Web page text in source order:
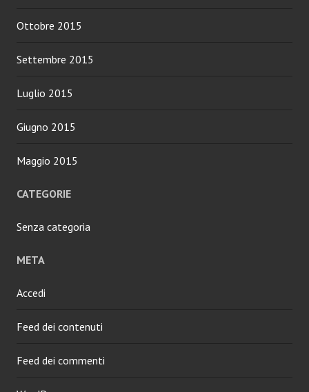
Ottobre 2015
Settembre 2015
Luglio 2015
Giugno 2015
Maggio 2015
CATEGORIE
Senza categoria
META
Accedi
Feed dei contenuti
Feed dei commenti